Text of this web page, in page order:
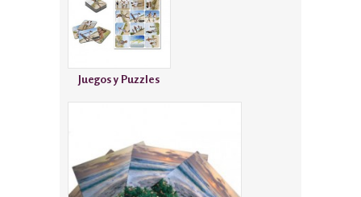
Juegos y Puzzles